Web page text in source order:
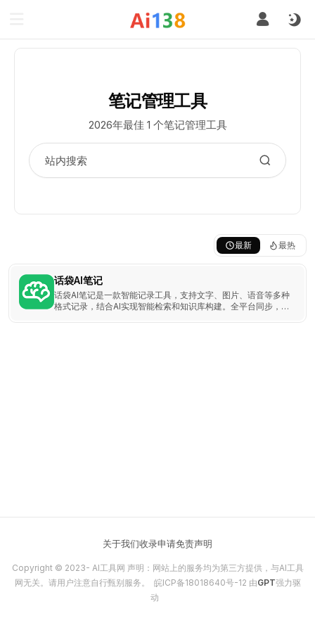
笔记管理工具
2026年最佳 1 个笔记管理工具
最新 最热
话袋AI笔记
话袋AI笔记是一款智能记录工具，支持文字、图片、语音等多种
格式记录，结合AI实现智能检索和知识库构建。全平台同步，保
关于我们收录申请免责声明
Copyright © 2023- AI工具网 声明：网站上的服务均为第三方提供，与AI工具
网无关。请用户注意自行甄别服务。 皖ICP备18018640号-12 由GPT强力驱
动